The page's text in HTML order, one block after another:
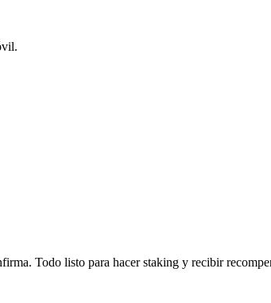
Todo listo para hacer staking y recibir